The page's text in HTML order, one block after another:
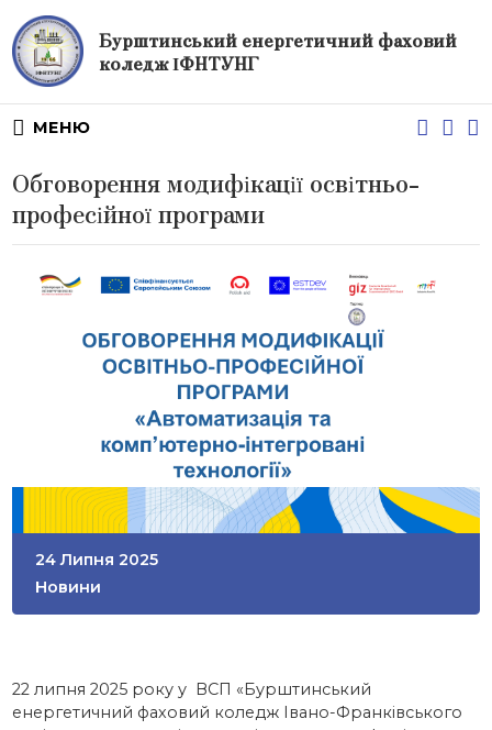
Бурштинський енергетичний фаховий
коледж ІФНТУНГ
МЕНЮ
Обговорення модифікації освітньо-
професійної програми
24 Липня 2025
Новини
22 липня 2025 року у ВСП «Бурштинський
енергетичний фаховий коледж Івано-Франківського